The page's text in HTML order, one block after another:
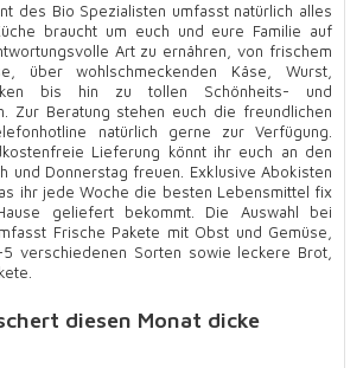
des Bio Spezialisten umfasst natürlich alles
braucht um euch und eure Familie auf
Art zu ernähren, von frischem
über wohlschmeckenden Käse, Wurst,
bis hin zu tollen Schönheits- und
Zur Beratung stehen euch die freundlichen
natürlich gerne zur Verfügung.
Lieferung könnt ihr euch an den
und Donnerstag freuen. Exklusive Abokisten
ihr jede Woche die besten Lebensmittel fix
geliefert bekommt. Die Auswahl bei
Frische Pakete mit Obst und Gemüse,
verschiedenen Sorten sowie leckere Brot,
diesen Monat dicke